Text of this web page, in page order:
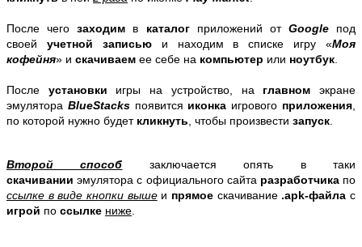
После чегозаходим в каталог приложений от Google под
своей учетной записью и находим в списке игру «Моя
кофейня» и скачиваем ее себе на компьютер или ноутбук
После установки игры на устройство, на главномэкране
эмулятора BlueStacks появится иконка игрового приложения
по которой нужно будет кликнуть , чтобы произвести запуск
Второй способ заключается опять в таки
скачиванииэмулятора с официального сайта разработчика по
ссылке в виде кнопки вышеи прямое скачивание .apk-файла с
игрой по ссылке ниже